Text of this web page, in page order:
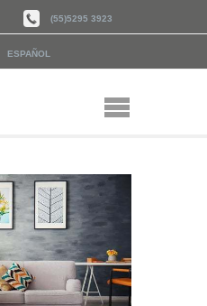
(55)5295 3923
ESPAÑOL